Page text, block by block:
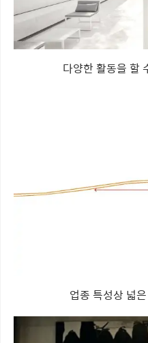
다양한 활동을 할
업종 특성상 넓